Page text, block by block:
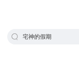
宅神的假期